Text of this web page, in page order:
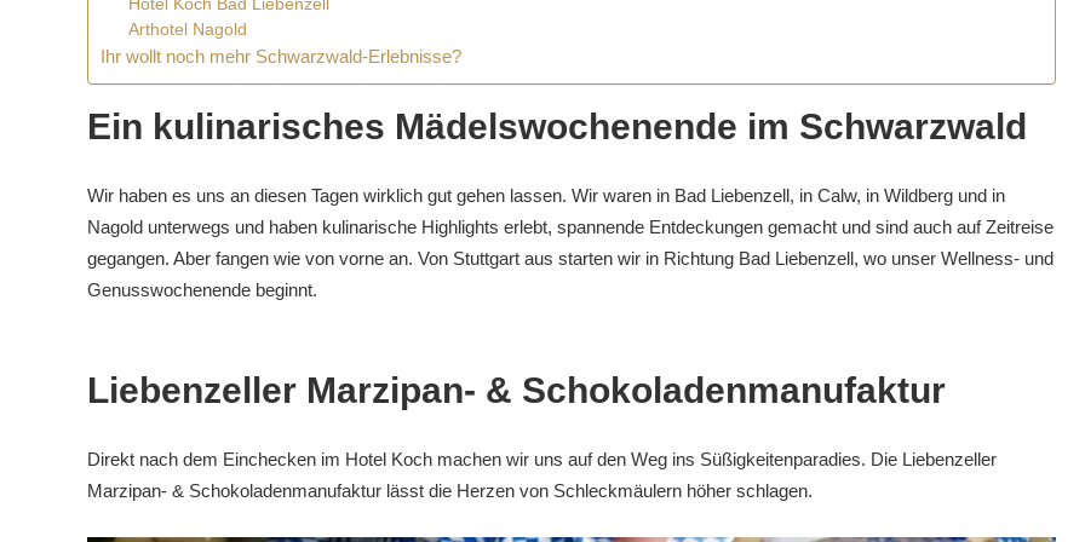
Hotel Koch Bad Liebenzell
Arthotel Nagold
Ihr wollt noch mehr Schwarzwald-Erlebnisse?
Ein kulinarisches Mädelswochenende im Schwarzwald
Wir haben es uns an diesen Tagen wirklich gut gehen lassen. Wir waren in Bad Liebenzell, in Calw, in Wildberg und in
Nagold unterwegs und haben kulinarische Highlights erlebt, spannende Entdeckungen gemacht und sind auch auf Zeitreise
gegangen. Aber fangen wie von vorne an. Von Stuttgart aus starten wir in Richtung Bad Liebenzell, wo unser Wellness- und
Genusswochenende beginnt.
Liebenzeller Marzipan- & Schokoladenmanufaktur
Direkt nach dem Einchecken im Hotel Koch machen wir uns auf den Weg ins Süßigkeitenparadies. Die Liebenzeller
Marzipan- & Schokoladenmanufaktur lässt die Herzen von Schleckmäulern höher schlagen.